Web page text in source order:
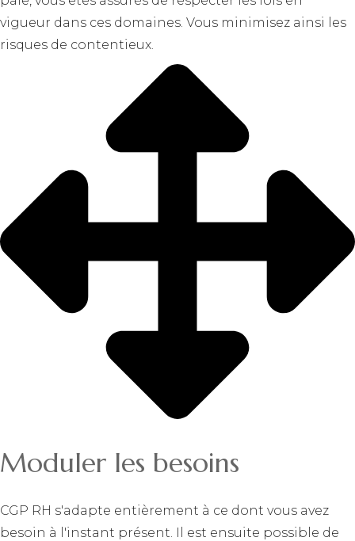
vigueur dans ces domaines. Vous minimisez ainsi les
risques de contentieux.
Moduler les besoins
CGP RH s'adapte entièrement à ce dont vous avez
besoin à l'instant présent. Il est ensuite possible de